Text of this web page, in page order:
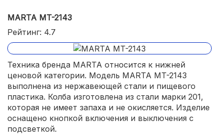
MARTA MT-2143
Рейтинг: 4.7
Техника бренда MARTA относится к нижней
ценовой категории. Модель MARTA MT-2143
выполнена из нержавеющей стали и пищевого
пластика. Колба изготовлена из стали марки 201,
которая не имеет запаха и не окисляется. Изделие
оснащено кнопкой включения и выключения с
подсветкой.